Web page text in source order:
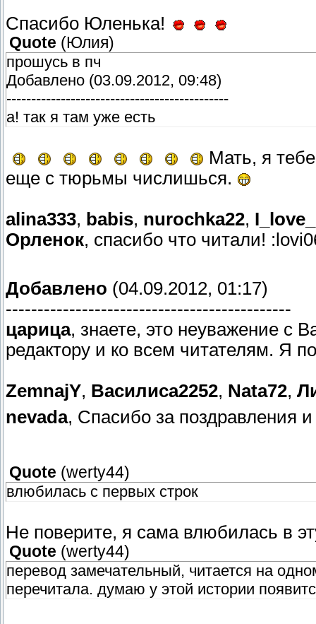
Спасибо Юленька!
Quote ( Юлия)
прошусь в пч
Добавлено (03.09.2012, 09:48)
---------------------------------------------
а! так я там уже есть
Мать, я
еще с тюрьмы числишься.
alina333, babis, nurochka22,
Орленок, спасибо что читали!
Добавлено (04.09.2012, 01:17)
---------------------------------------------
царица, знаете, это неуважение с
редактору и ко всем читателям. Я
ZemnajY, Василиса2252, Nata72,
nevada, Спасибо за поздравления
Quote (werty44)
влюбилась с первых строк
Не поверите, я сама влюбилась в
Quote (werty44)
перевод замечательный, читается на
перечитала. думаю у этой истории